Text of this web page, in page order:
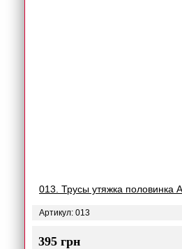
013. Трусы утяжка половинка
Артикул: 013
395 грн